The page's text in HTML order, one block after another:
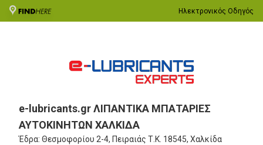
Ηλεκτρονικός Οδηγός
e-lubricants.gr ΛΙΠΑΝΤΙΚΑ ΜΠΑΤΑΡΙΕΣ
ΑΥΤΟΚΙΝΗΤΩΝ ΧΑΛΚΙΔΑ
Έδρα: Θεσμοφορίου 2-4, Πειραιάς Τ.Κ. 18545, Χαλκίδα